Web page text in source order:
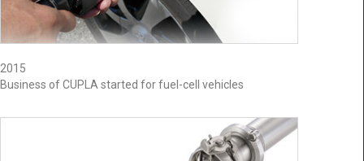
2015
Business of CUPLA started for fuel-cell vehicles